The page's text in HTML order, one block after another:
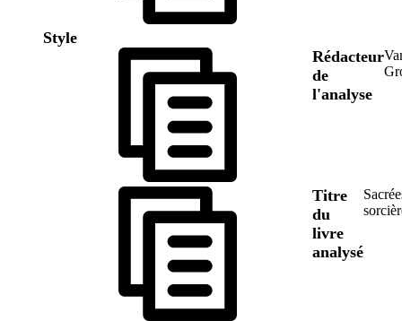
Style
Rédacteur
de
l'analyse
Titre
du
livre
analysé